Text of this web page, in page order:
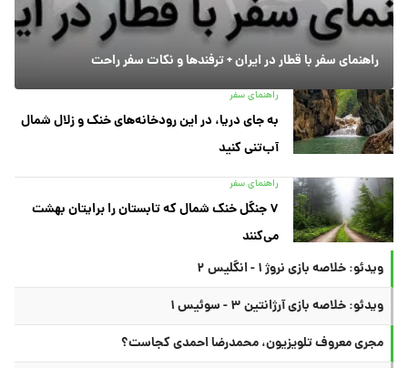
راهنمای سفر با قطار در ایران + ترفندها و نکات سفر راحت
راهنمای سفر
به جای دریا، در این رودخانه‌های خنک و زلال شمال
آب‌تنی کنید
راهنمای سفر
۷ جنگل خنک شمال که تابستان را برایتان بهشت
می‌کنند
ویدئو: خلاصه بازی نروژ ۱ - انگلیس ۲
ویدئو: خلاصه بازی آرژانتین ۳ - سوئیس ۱
مجری معروف تلویزیون، محمدرضا احمدی کجاست؟